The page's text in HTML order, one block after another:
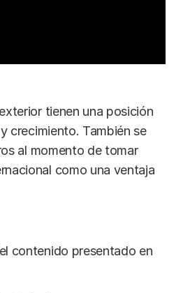
tienen una posición
crecimiento. También se
al momento de tomar
como una ventaja
contenido presentado en